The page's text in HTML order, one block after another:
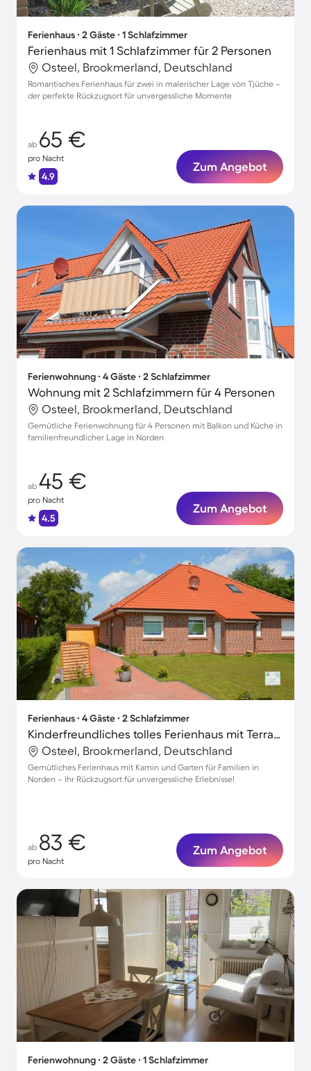
Ferienhaus ∙ 2 Gäste ∙ 1 Schlafzimmer
Ferienhaus mit 1 Schlafzimmer für 2 Personen
Osteel, Brookmerland, Deutschland
Romantisches Ferienhaus für zwei in malerischer Lage von Tjüche –
der perfekte Rückzugsort für unvergessliche Momente
ab 65 €
pro Nacht
4.9
Zum Angebot
Ferienwohnung ∙ 4 Gäste ∙ 2 Schlafzimmer
Wohnung mit 2 Schlafzimmern für 4 Personen
Osteel, Brookmerland, Deutschland
Gemütliche Ferienwohnung für 4 Personen mit Balkon und Küche in
familienfreundlicher Lage in Norden
ab 45 €
pro Nacht
4.5
Zum Angebot
Ferienhaus ∙ 4 Gäste ∙ 2 Schlafzimmer
Kinderfreundliches tolles Ferienhaus mit Terrasse und Garten
Osteel, Brookmerland, Deutschland
Gemütliches Ferienhaus mit Kamin und Garten für Familien in
Norden – Ihr Rückzugsort für unvergessliche Erlebnisse!
ab 83 €
pro Nacht
Zum Angebot
Ferienwohnung ∙ 2 Gäste ∙ 1 Schlafzimmer